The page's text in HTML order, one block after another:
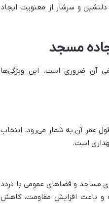
و سرشار از معنویت ایجاد
مسجد
آن ضروری است. این ویژگی‌ها
عمر آن به شمار می‌رود. انتخاب
است.
مساجد و فضاهای عمومی با تردد
و باعث افزایش مقاومت، کاهش